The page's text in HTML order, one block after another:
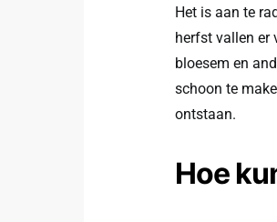
Het is aan te
herfst vallen er
bloesem en
schoon te
ontstaan.
Hoe